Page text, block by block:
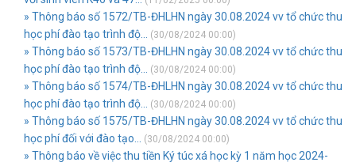
» Thông báo số 1572/TB-ĐHLHN ngày 30.08.2024 vv tổ chức thu
học phí đào tạo trình độ...
(30/08/2024 00:00)
» Thông báo số 1573/TB-ĐHLHN ngày 30.08.2024 vv tổ chức thu
học phí đào tạo trình độ...
(30/08/2024 00:00)
» Thông báo số 1574/TB-ĐHLHN ngày 30.08.2024 vv tổ chức thu
học phí đào tạo trình độ...
(30/08/2024 00:00)
» Thông báo số 1575/TB-ĐHLHN ngày 30.08.2024 vv tổ chức thu
học phí đối với đào tạo...
(30/08/2024 00:00)
» Thông báo về việc thu tiền Ký túc xá học kỳ 1 năm học 2024-